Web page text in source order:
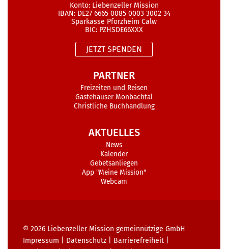
Konto: Liebenzeller Mission
IBAN: DE27 6665 0085 0003 3002 34
Sparkasse Pforzheim Calw
BIC: PZHSDE66XXX
JETZT SPENDEN
PARTNER
Freizeiten und Reisen
Gästehäuser Monbachtal
Christliche Buchhandlung
AKTUELLES
News
Kalender
Gebetsanliegen
App "Meine Mission"
Webcam
© 2026 Liebenzeller Mission gemeinnützige GmbH
Impressum
Datenschutz Barrierefreiheit